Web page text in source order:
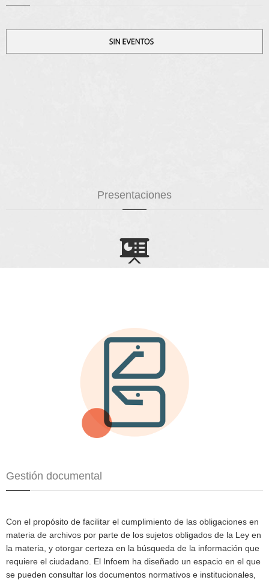
Presentaciones
Gestión documental
Con el propósito de facilitar el cumplimiento de las obligaciones en
materia de archivos por parte de los sujetos obligados de la Ley en
la materia, y otorgar certeza en la búsqueda de la información que
requiere el ciudadano. El Infoem ha diseñado un espacio en el que
se pueden consultar los documentos normativos e institucionales,